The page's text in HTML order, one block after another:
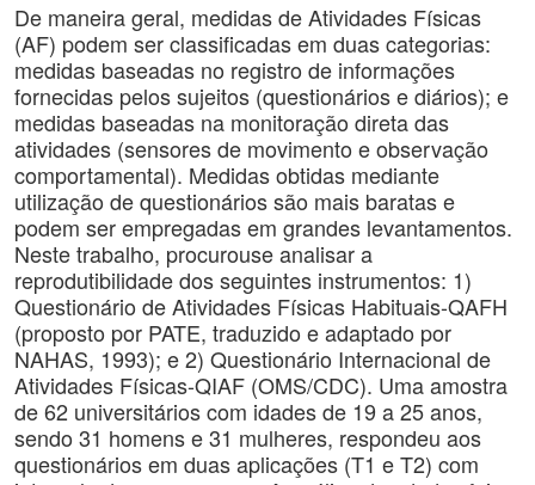
De maneira geral, medidas de Atividades Físicas
(AF) podem ser classificadas em duas categorias:
medidas baseadas no registro de informações
fornecidas pelos sujeitos (questionários e diários); e
medidas baseadas na monitoração direta das
atividades (sensores de movimento e observação
comportamental). Medidas obtidas mediante
utilização de questionários são mais baratas e
podem ser empregadas em grandes levantamentos.
Neste trabalho, procurouse analisar a
reprodutibilidade dos seguintes instrumentos: 1)
Questionário de Atividades Físicas Habituais-QAFH
(proposto por PATE, traduzido e adaptado por
NAHAS, 1993); e 2) Questionário Internacional de
Atividades Físicas-QIAF (OMS/CDC). Uma amostra
de 62 universitários com idades de 19 a 25 anos,
sendo 31 homens e 31 mulheres, respondeu aos
questionários em duas aplicações (T1 e T2) com